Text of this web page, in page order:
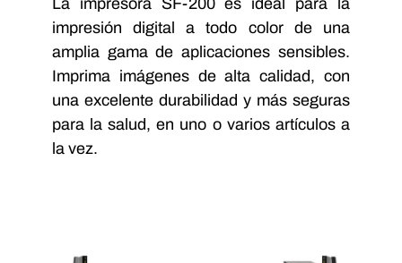
La impresora SF-200 es ideal para la
impresión digital a todo color de una
amplia gama de aplicaciones sensibles.
Imprima imágenes de alta calidad, con
una excelente durabilidad y más seguras
para la salud, en uno o varios artículos a
la vez.